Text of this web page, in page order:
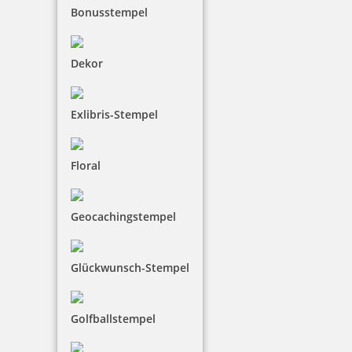
Bonusstempel
Dekor
Exlibris-Stempel
Floral
Geocachingstempel
Glückwunsch-Stempel
Golfballstempel
Kupietz Verdünnung 445 50 ml für Betonsignierfarbe
8,09 €